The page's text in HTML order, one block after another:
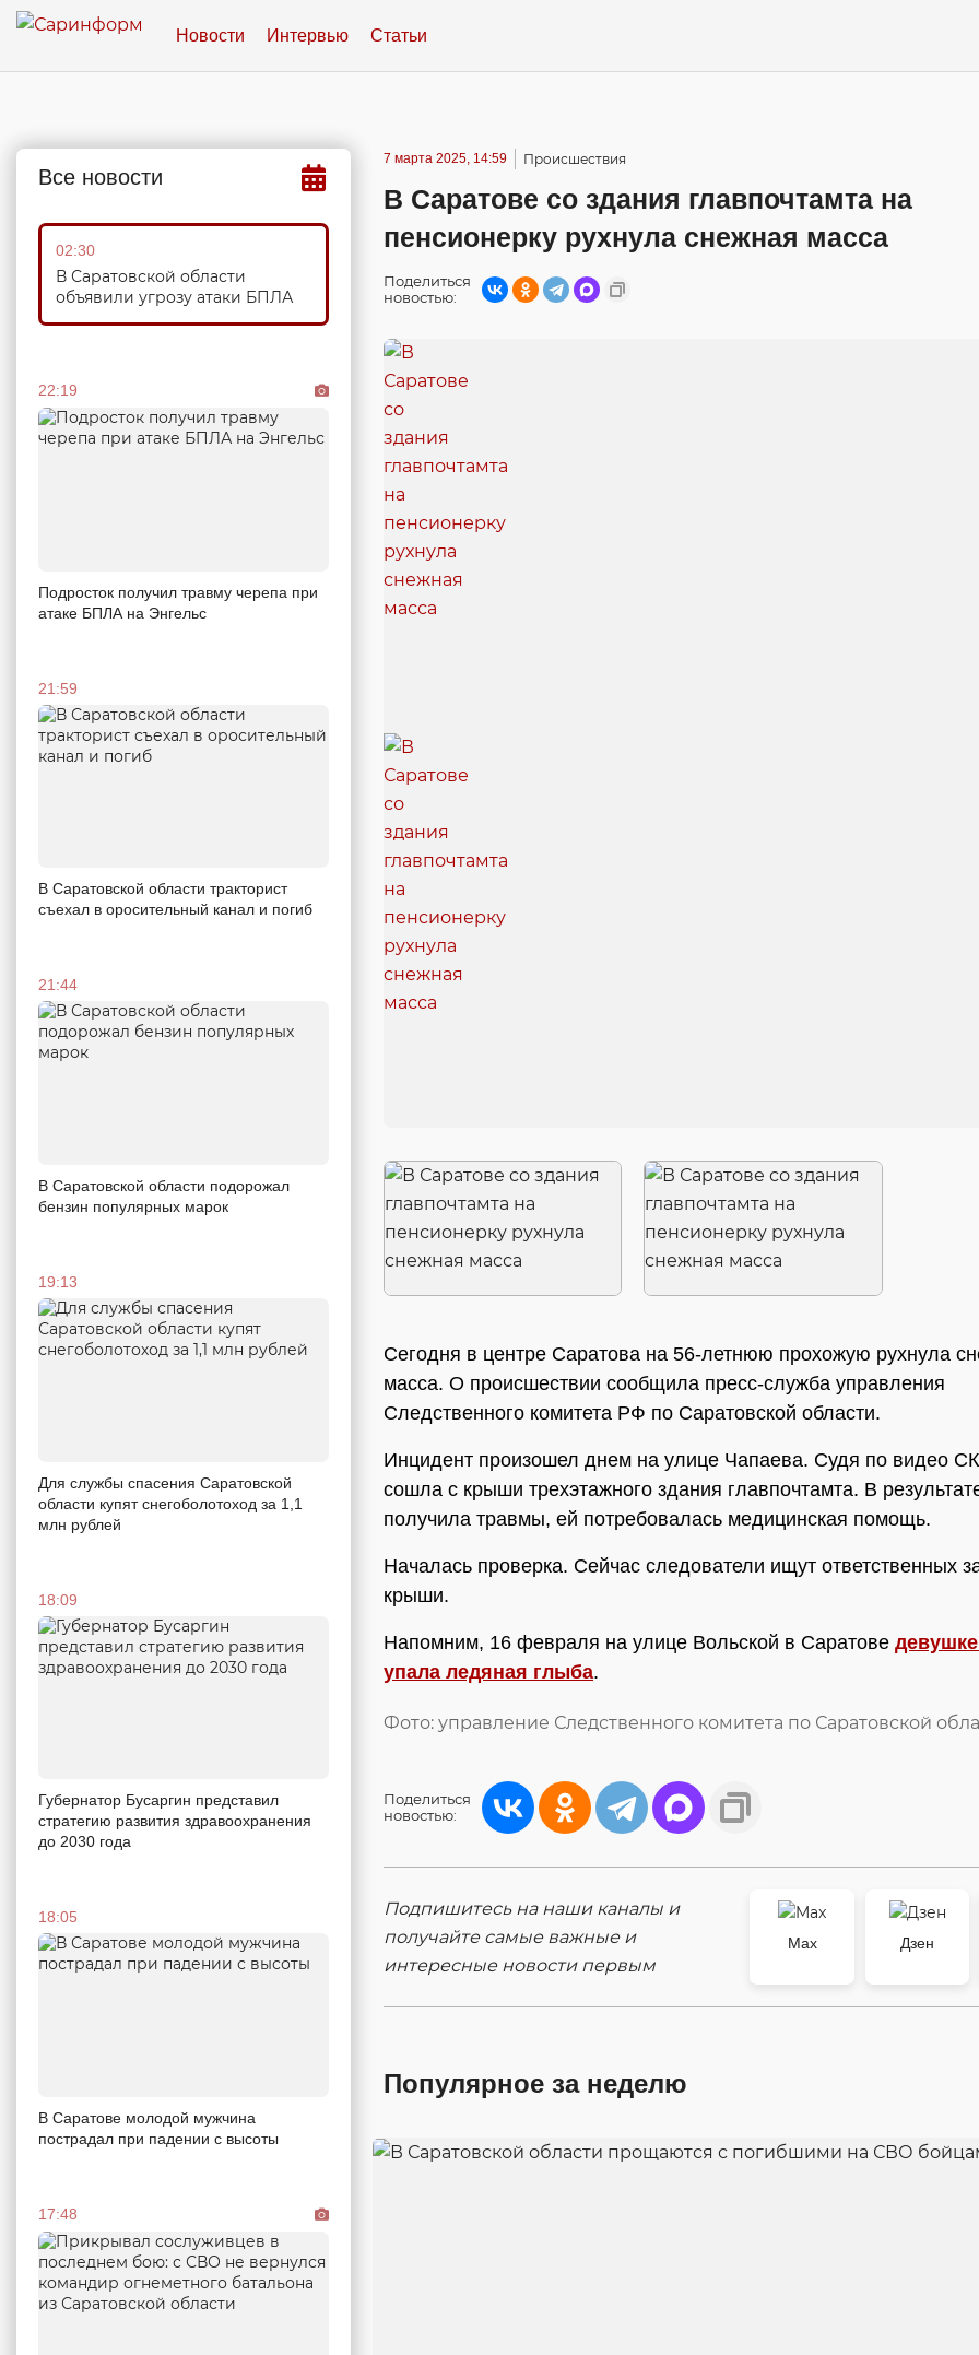
Новости Интервью Статьи
Все новости
02:30
В Саратовской области
объявили угрозу атаки БПЛА
22:19
Подросток получил травму черепа при
атаке БПЛА на Энгельс
21:59
В Саратовской области тракторист
съехал в оросительный канал и погиб
21:44
В Саратовской области подорожал
бензин популярных марок
19:13
Для службы спасения Саратовской
области купят снегоболотоход за 1,1
млн рублей
18:09
Губернатор Бусаргин представил
стратегию развития здравоохранения
до 2030 года
18:05
В Саратове молодой мужчина
пострадал при падении с высоты
17:48
7 марта 2025, 14:59 Происшествия
В Саратове со здания главпочтамта на
пенсионерку рухнула снежная масса
Поделиться
новостью:
Сегодня в центре Саратова на 56-летнюю прохожую рухнула
масса. О происшествии сообщила пресс-служба управления
Следственного комитета РФ по Саратовской области.
Инцидент произошел днем на улице Чапаева. Судя по видео
сошла с крыши трехэтажного здания главпочтамта. В
получила травмы, ей потребовалась медицинская помощь.
Началась проверка. Сейчас следователи ищут ответственных
крыши.
Напомним, 16 февраля на улице Вольской в Саратове
упала ледяная глыба.
Фото: управление Следственного комитета по Саратовской
Поделиться
новостью:
Подпишитесь на наши каналы и
получайте самые важные и
интересные новости первым
Max
Дзен
Популярное за неделю